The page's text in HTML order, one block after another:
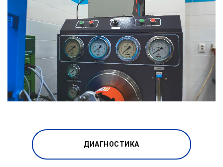
ДИАГНОСТИКА